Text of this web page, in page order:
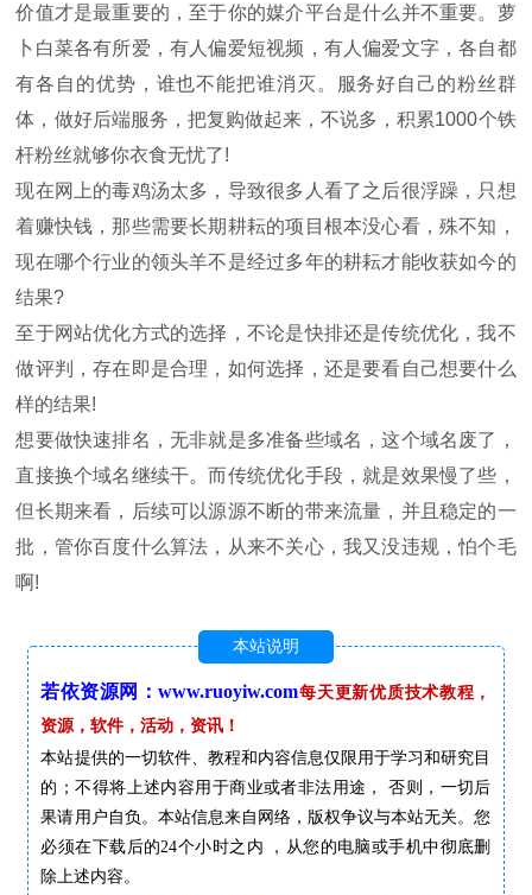
价值才是最重要的，至于你的媒介平台是什么并不重要。萝
卜白菜各有所爱，有人偏爱短视频，有人偏爱文字，各自都
有各自的优势，谁也不能把谁消灭。服务好自己的粉丝群
体，做好后端服务，把复购做起来，不说多，积累1000个铁
杆粉丝就够你衣食无忧了!
现在网上的毒鸡汤太多，导致很多人看了之后很浮躁，只想
着赚快钱，那些需要长期耕耘的项目根本没心看，殊不知，
现在哪个行业的领头羊不是经过多年的耕耘才能收获如今的
结果?
至于网站优化方式的选择，不论是快排还是传统优化，我不
做评判，存在即是合理，如何选择，还是要看自己想要什么
样的结果!
想要做快速排名，无非就是多准备些域名，这个域名废了，
直接换个域名继续干。而传统优化手段，就是效果慢了些，
但长期来看，后续可以源源不断的带来流量，并且稳定的一
批，管你百度什么算法，从来不关心，我又没违规，怕个毛
啊!
本站说明
若依资源网：www.ruoyiw.com每天更新优质技术教程，
资源，软件，活动，资讯！
本站提供的一切软件、教程和内容信息仅限用于学习和研究目
的；不得将上述内容用于商业或者非法用途， 否则，一切后
果请用户自负。本站信息来自网络，版权争议与本站无关。您
必须在下载后的24个小时之内 ，从您的电脑或手机中彻底删
除上述内容。